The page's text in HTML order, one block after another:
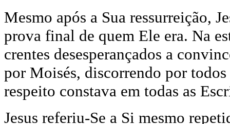
Mesmo após a Sua ressurreição,
prova final de quem Ele era. Na
crentes desesperançados a
por Moisés, discorrendo por
respeito constava em todas as
Jesus referiu-Se a Si mesmo